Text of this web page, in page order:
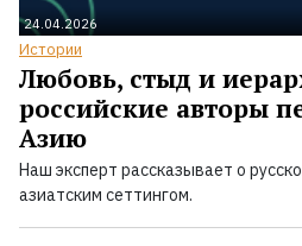
24.04.2026
Истории
Любовь, стыд и
российские авторы
Азию
Наш эксперт рассказывает о
азиатским сеттингом.